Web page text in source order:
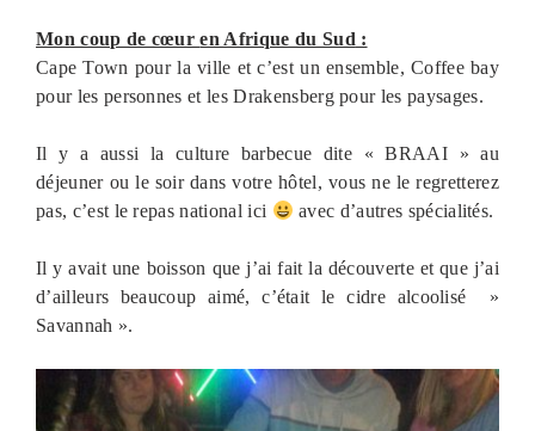
Mon coup de cœuren Afrique du Sud :
Cape Town pour la ville et c’est un ensemble, Coffee bay
pour les personnes et les Drakensberg pour les paysages.
Il y a aussi la culture barbecue dite « BRAAI » au
déjeuner ou le soir dans votre hôtel, vous ne le regretterez
pas, c’est le repas national ici
avec d’autres spécialités.
Il y avait une boisson que j’ai fait la découverte et que j’ai
d’ailleurs beaucoup aimé, c’était le cidre alcoolisé »
Savannah ».